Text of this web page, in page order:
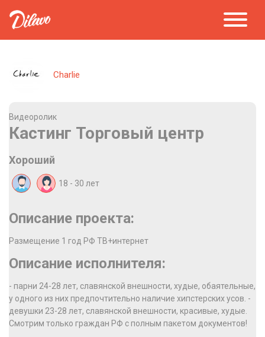
Charlie
Видеоролик
Кастинг Торговый центр
Хороший
18 - 30 лет
Описание проекта:
Размещение 1 год РФ ТВ+интернет
Описание исполнителя:
- парни 24-28 лет, славянской внешности, худые, обаятельные,
у одного из них предпочтительно наличие хипстерских усов. -
девушки 23-28 лет, славянской внешности, красивые, худые.
Смотрим только граждан РФ с полным пакетом документов!